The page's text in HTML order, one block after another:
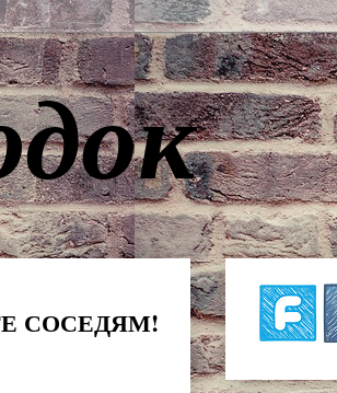
СОСЕДЯМ!